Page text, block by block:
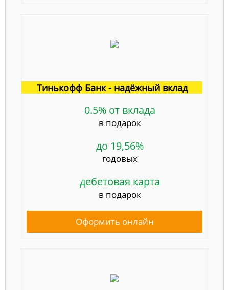
Тинькофф Банк - надёжный вклад
0.5% от вклада
в подарок
до 19,56%
годовых
дебетовая карта
в подарок
Оформить онлайн